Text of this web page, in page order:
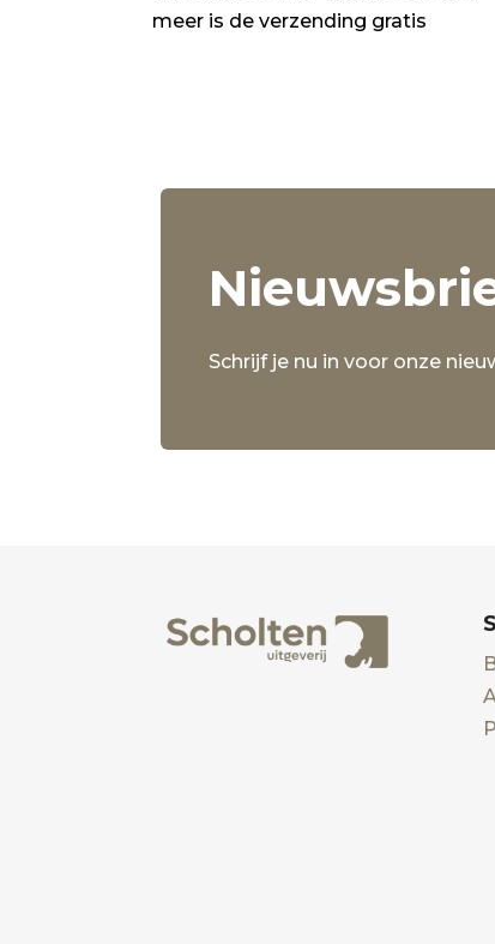
meer is de verzending gratis
Schrijf je nu in voor onze